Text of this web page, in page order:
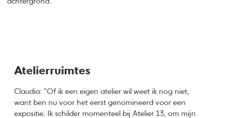
Atelierruimtes
Claudia: “Of ik een eigen atelier wil weet ik nog niet,
want ben nu voor het eerst genomineerd voor een
expositie. Ik schilder momenteel bij Atelier 13, om mijn